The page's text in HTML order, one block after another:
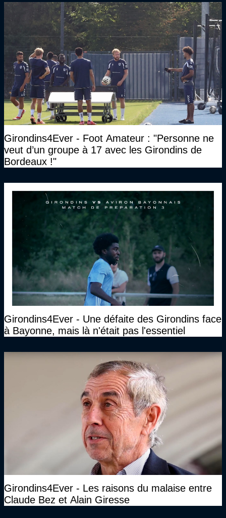
Girondins4Ever - Foot Amateur : "Personne ne
veut d’un groupe à 17 avec les Girondins de
Bordeaux !"
Girondins4Ever - Une défaite des Girondins face
à Bayonne, mais là n'était pas l'essentiel
Girondins4Ever - Les raisons du malaise entre
Claude Bez et Alain Giresse